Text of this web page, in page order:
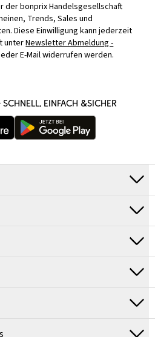
der bonprix Handelsgesellschaft
Trends, Sales und
Diese Einwilligung kann jederzeit
unterNewsletter Abmeldung -
E-Mail widerrufen werden.
EINFACH &SICHER